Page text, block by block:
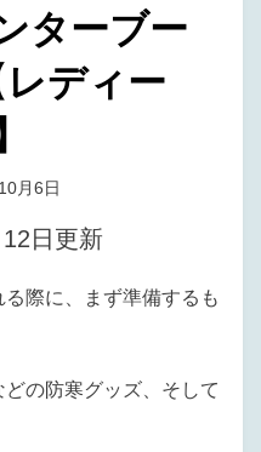
ターブー
ディー
ラバ
月6日
日更新
際に、まず準備するも
の防寒グッズ、そして